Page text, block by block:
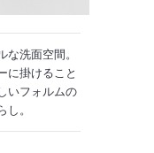
洗面空間。
に掛けること
いフォルムの
。